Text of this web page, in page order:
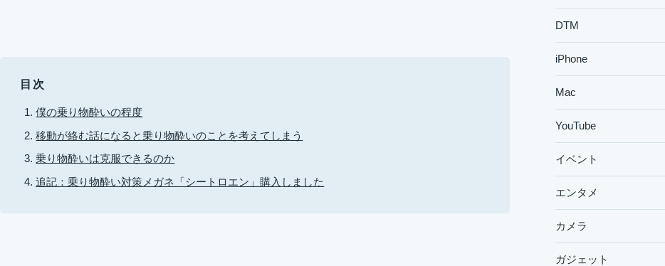
目次
僕の乗り物酔いの程度
移動が絡む話になると乗り物酔いのことを考えてしまう
乗り物酔いは克服できるのか
追記：乗り物酔い対策メガネ「シートロエン」購入しました
DTM
iPhone
Mac
YouTube
イベント
エンタメ
カメラ
ガジェット